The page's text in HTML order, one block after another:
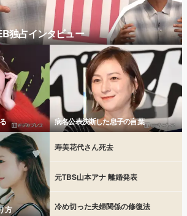
独占インタビュー
病名公表決断した息子の言葉
方
寿美花代さん死去
元TBS山本アナ 離婚発表
冷め切った夫婦関係の修復法